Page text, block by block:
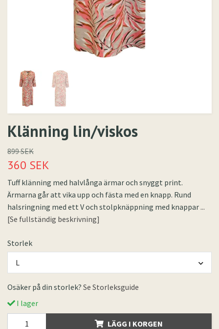
Klänning lin/viskos
899 SEK
360 SEK
Tuff klänning med halvlånga ärmar och snyggt print.
Ärmarna går att vika upp och fästa med en knapp. Rund
halsringning med ett V och stolpknäppning med knappar ...
[Se fullständig beskrivning]
Storlek
L
Osäker på din storlek? Se Storleksguide
I lager
LÄGG I KORGEN